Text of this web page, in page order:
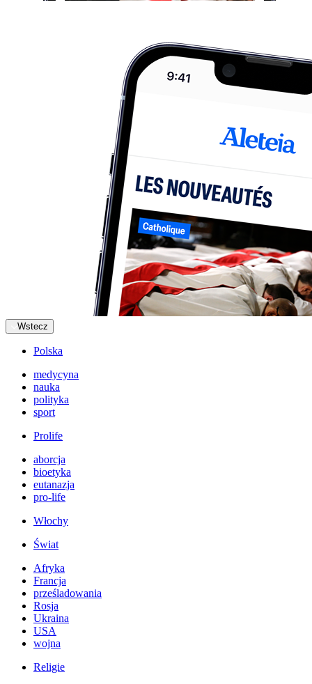
Wstecz
Polska
medycyna
nauka
polityka
sport
Prolife
aborcja
bioetyka
eutanazja
pro-life
Włochy
Świat
Afryka
Francja
prześladowania
Rosja
Ukraina
USA
wojna
Religie